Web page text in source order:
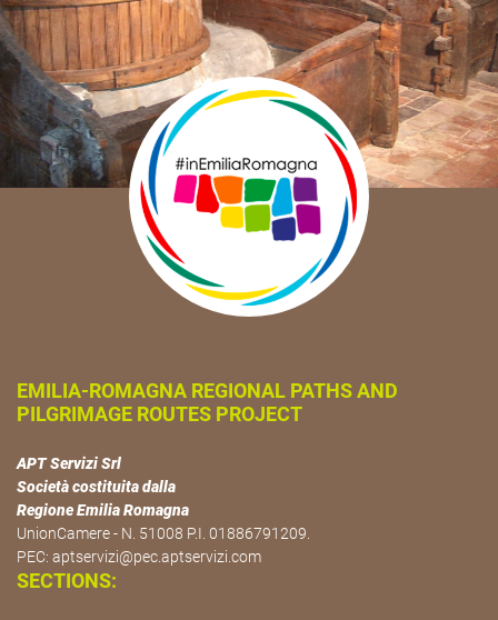
EMILIA-ROMAGNA REGIONAL PATHS AND
PILGRIMAGE ROUTES PROJECT
APT Servizi Srl
Società costituita dalla
Regione Emilia Romagna
UnionCamere - N. 51008 P.I. 01886791209.
PEC: aptservizi@pec.aptservizi.com
SECTIONS: